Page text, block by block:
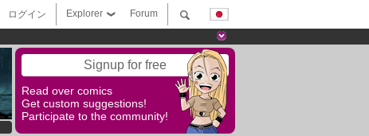
Forum
Explorer
ログイン
Signup for free
Read over comics
Get custom suggestions!
Participate to the community!